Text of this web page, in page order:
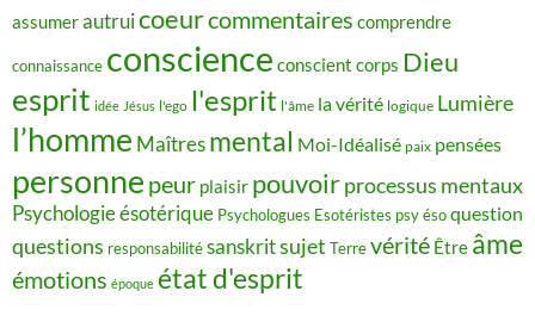
assumerautruicoeurcommentaires comprendre
connaissance conscience conscient corps Dieu
esprit idée Jésus l'ego l'esprit l'âme la vérité logique Lumière
l’homme Maîtres mental Moi-Idéalisé paix pensées
personne peur plaisir pouvoirprocessus mentaux
Psychologie ésotérique Psychologues Esotéristes psy ésoquestion
questions responsabilitésanskritsujet Terrevérité Être âme
émotions époque état d'esprit